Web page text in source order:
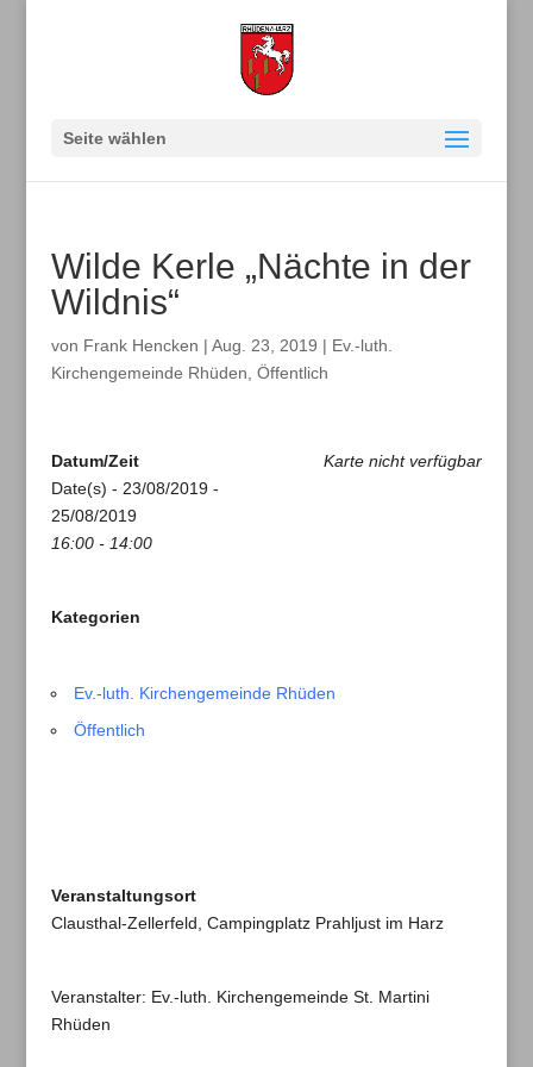
Seite wählen
Wilde Kerle „Nächte in der
Wildnis“
von Frank Hencken | Aug. 23, 2019 | Ev.-luth.
Kirchengemeinde Rhüden Öffentlich
Karte nicht verfügbar
Datum/Zeit
Date(s) - 23/08/2019 -
25/08/2019
16:00 - 14:00
Kategorien
Ev.-luth. Kirchengemeinde Rhüden
Öffentlich
Veranstaltungsort
Clausthal-Zellerfeld, Campingplatz Prahljust im Harz
Veranstalter: Ev.-luth. Kirchengemeinde St. Martini
Rhüden